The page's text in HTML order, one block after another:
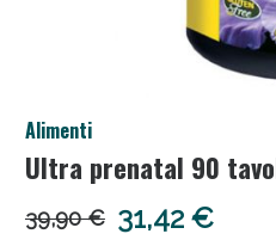
Alimenti
Ultra prenatal 90
39,90 € 31,42 €
Salini e Multivitaminici: